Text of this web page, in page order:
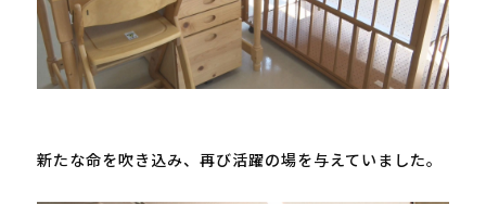
新たな命を吹き込み、再び活躍の場を与えていました。